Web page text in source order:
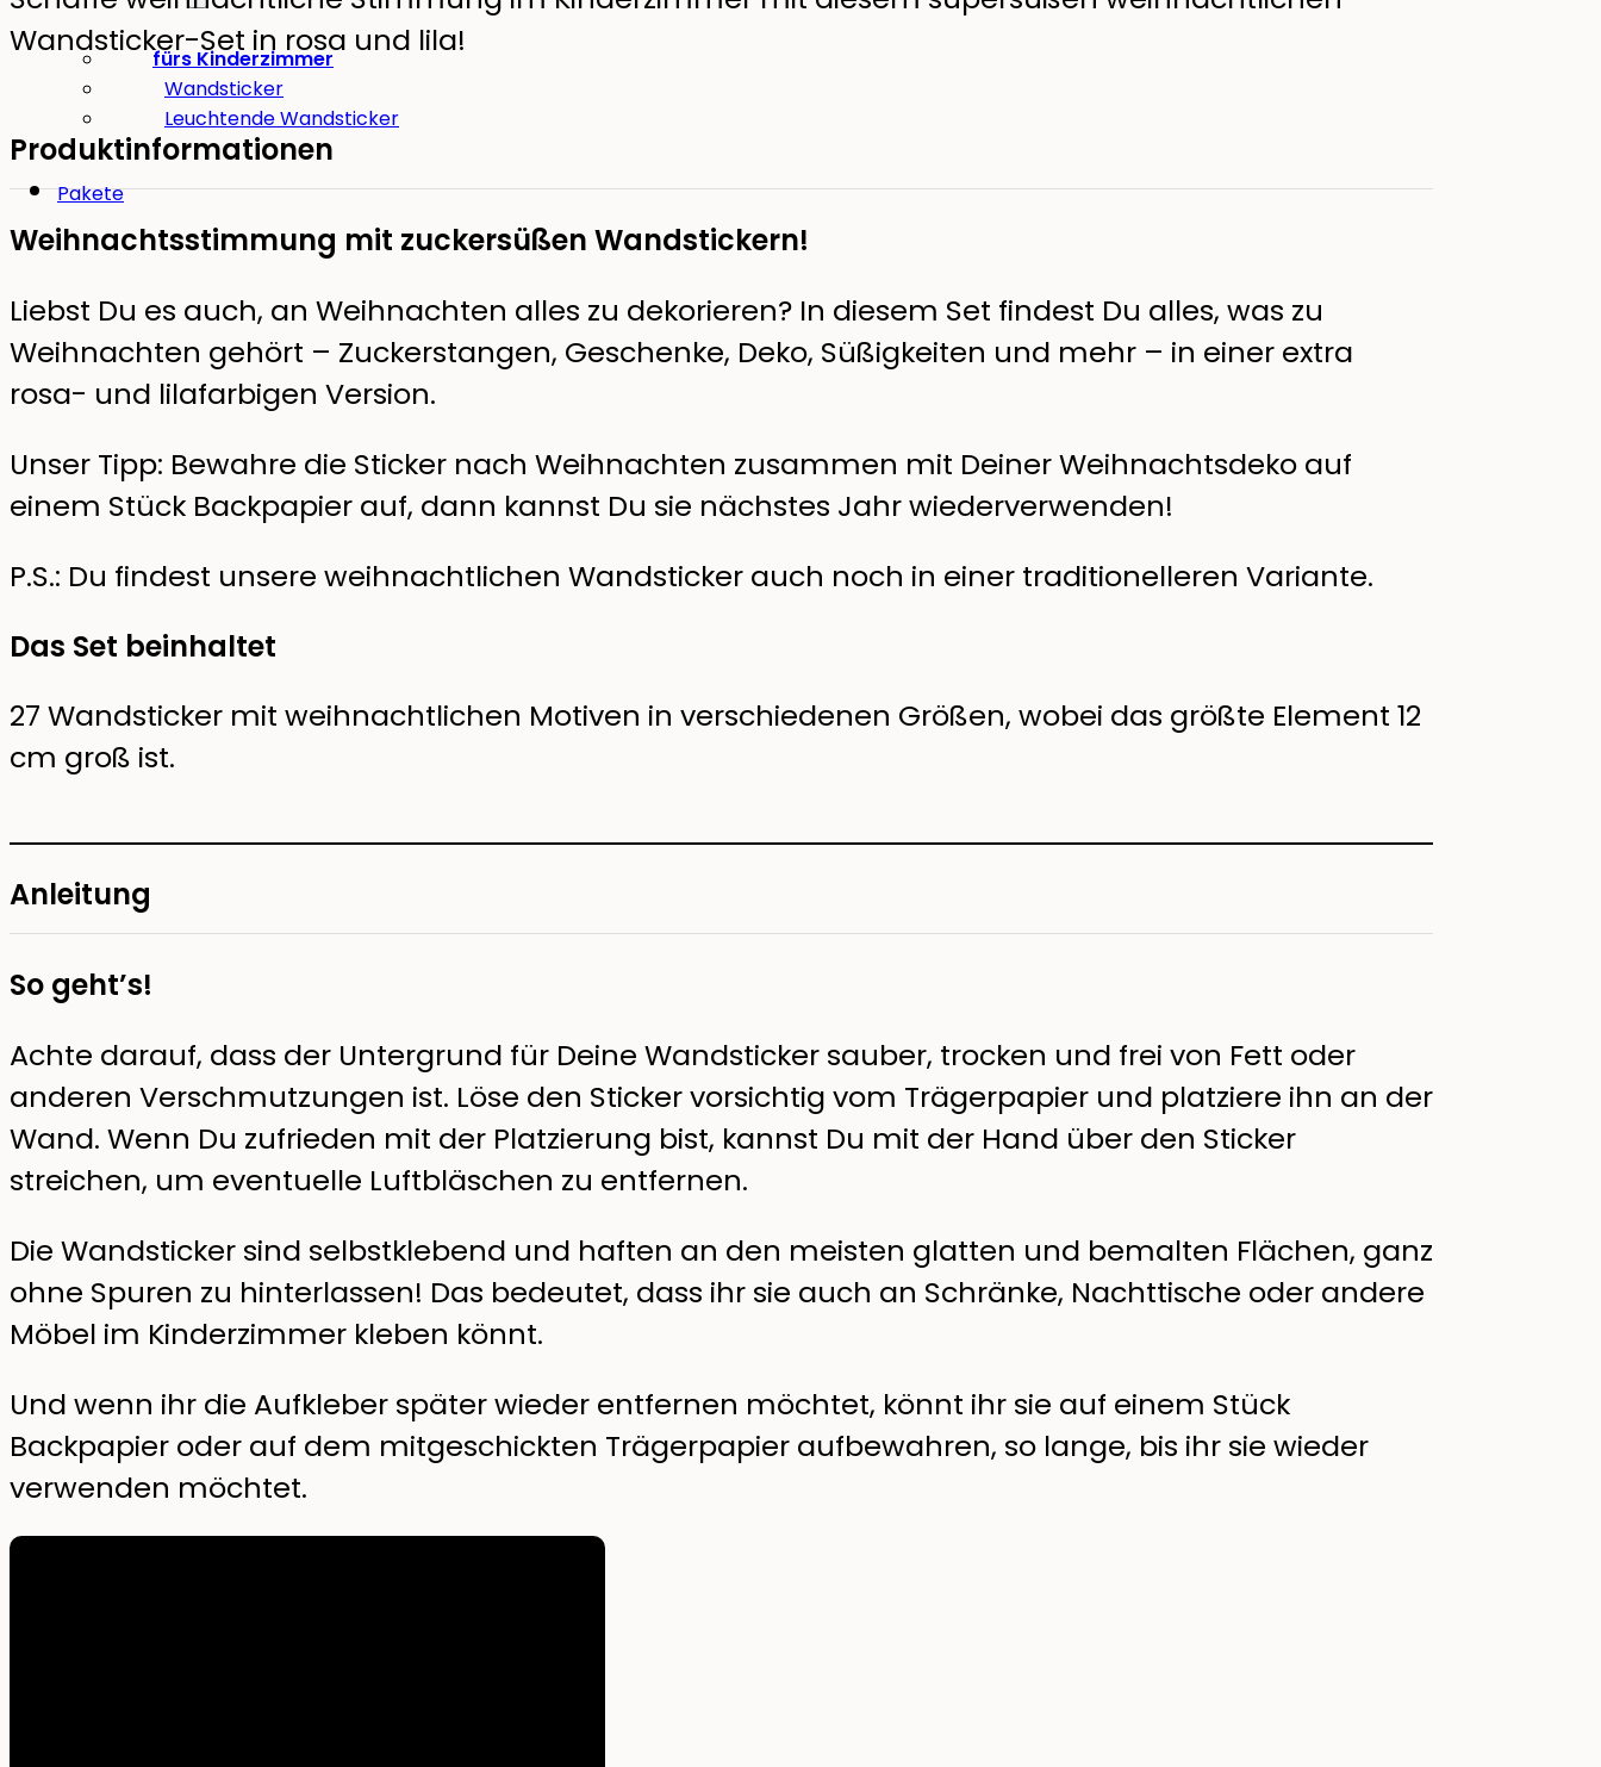
fürs Kinderzimmer
Wandsticker
Leuchtende Wandsticker
Pakete
Wandsticker-Set in rosa und lila!
Produktinformationen
Weihnachtsstimmung mit zuckersüßen Wandstickern!
Liebst Du es auch, an Weihnachten alles zu dekorieren? In diesem Set findest Du alles, was zu
Weihnachten gehört – Zuckerstangen, Geschenke, Deko, Süßigkeiten und mehr – in einer extra
rosa- und lilafarbigen Version.
Unser Tipp: Bewahre die Sticker nach Weihnachten zusammen mit Deiner Weihnachtsdeko auf
einem Stück Backpapier auf, dann kannst Du sie nächstes Jahr wiederverwenden!
P.S.: Du findest unsere weihnachtlichen Wandsticker auch noch in einer traditionelleren Variante.
Das Set beinhaltet
27 Wandsticker mit weihnachtlichen Motiven in verschiedenen Größen, wobei das größte Element 12
cm groß ist.
Anleitung
So geht’s!
Achte darauf, dass der Untergrund für Deine Wandsticker sauber, trocken und frei von Fett oder
anderen Verschmutzungen ist. Löse den Sticker vorsichtig vom Trägerpapier und platziere ihn an der
Wand. Wenn Du zufrieden mit der Platzierung bist, kannst Du mit der Hand über den Sticker
streichen, um eventuelle Luftbläschen zu entfernen.
Die Wandsticker sind selbstklebend und haften an den meisten glatten und bemalten Flächen, ganz
ohne Spuren zu hinterlassen! Das bedeutet, dass ihr sie auch an Schränke, Nachttische oder andere
Möbel im Kinderzimmer kleben könnt.
Und wenn ihr die Aufkleber später wieder entfernen möchtet, könnt ihr sie auf einem Stück
Backpapier oder auf dem mitgeschickten Trägerpapier aufbewahren, so lange, bis ihr sie wieder
verwenden möchtet.